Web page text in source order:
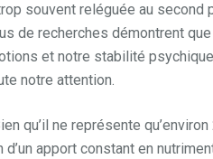
souvent reléguée au second
de recherches démontrent
et notre stabilité
notre attention.
qu’il ne représente
apport constant en